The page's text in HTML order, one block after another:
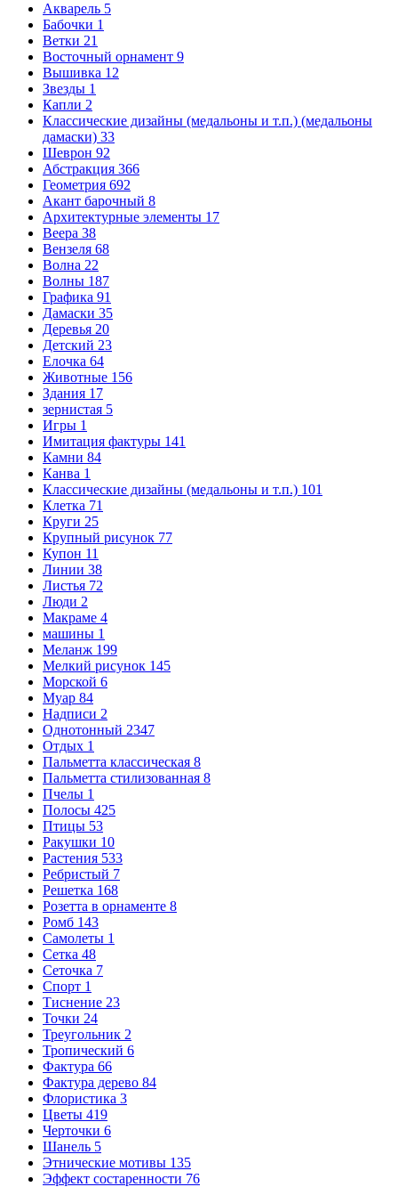
Акварель 5
Бабочки 1
Ветки 21
Восточный орнамент 9
Вышивка 12
Звезды 1
Капли 2
Классические дизайны (медальоны и т.п.) (медальоны
дамаски) 33
Шеврон 92
Абстракция 366
Геометрия 692
Акант барочный 8
Архитектурные элементы 17
Веера 38
Вензеля 68
Волна 22
Волны 187
Графика 91
Дамаски 35
Деревья 20
Детский 23
Елочка 64
Животные 156
Здания 17
зернистая 5
Игры 1
Имитация фактуры 141
Камни 84
Канва 1
Классические дизайны (медальоны и т.п.) 101
Клетка 71
Круги 25
Крупный рисунок 77
Купон 11
Линии 38
Листья 72
Люди 2
Макраме 4
машины 1
Меланж 199
Мелкий рисунок 145
Морской 6
Муар 84
Надписи 2
Однотонный 2347
Отдых 1
Пальметта классическая 8
Пальметта стилизованная 8
Пчелы 1
Полосы 425
Птицы 53
Ракушки 10
Растения 533
Ребристый 7
Решетка 168
Розетта в орнаменте 8
Ромб 143
Самолеты 1
Сетка 48
Сеточка 7
Спорт 1
Тиснение 23
Точки 24
Треугольник 2
Тропический 6
Фактура 66
Фактура дерево 84
Флористика 3
Цветы 419
Черточки 6
Шанель 5
Этнические мотивы 135
Эффект состаренности 76